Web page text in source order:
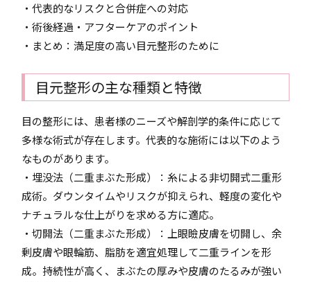
・代表的なリスクと合併症への対応
・術後経過・アフターケアのポイント
・まとめ：満足度の高い目元整形のために
目元整形の主な種類と特徴
目の整形には、患者様のニーズや解剖学的条件に応じて
多様な術式が存在します。代表的な施術には以下のよう
なものがあります。
・埋没法（二重まぶた形成）：糸による非切開式二重形
成術。ダウンタイムやリスクが抑えられ、軽度の変化や
ナチュラルな仕上がりを求める方に適応。
・切開法（二重まぶた形成）：上眼瞼皮膚を切開し、余
剰皮膚や眼輪筋、脂肪を適宜処理して二重ラインを形
成。持続性が高く、まぶたの厚みや皮膚のたるみが強い